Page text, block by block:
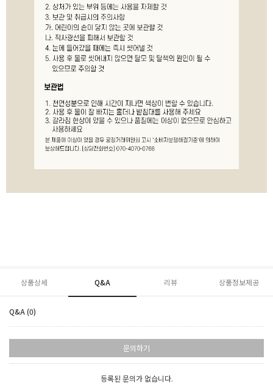
상품상세 Q&A 리뷰 상품정보제공
Q&A (0)
문의하기
등록된 문의가 없습니다.